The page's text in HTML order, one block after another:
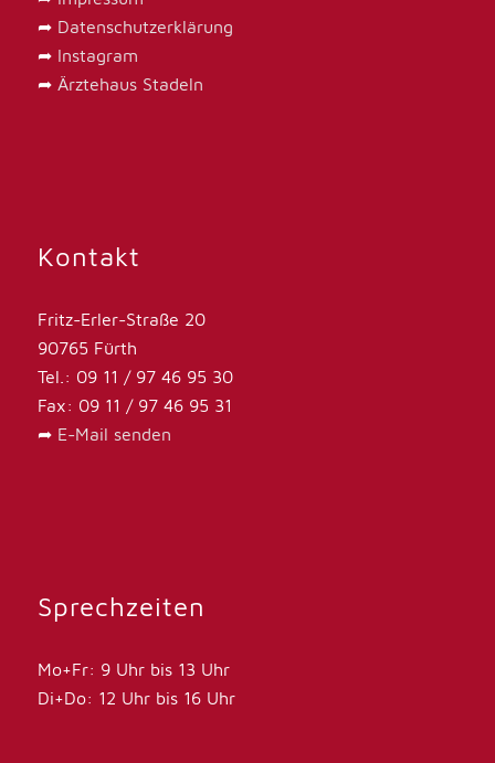
➦ Datenschutzerklärung
➦ Instagram
➦ Ärztehaus Stadeln
Kontakt
Fritz-Erler-Straße 20
90765 Fürth
Tel.: 09 11 / 97 46 95 30
Fax: 09 11 / 97 46 95 31
➦ E-Mail senden
Sprechzeiten
Mo+Fr: 9 Uhr bis 13 Uhr
Di+Do: 12 Uhr bis 16 Uhr